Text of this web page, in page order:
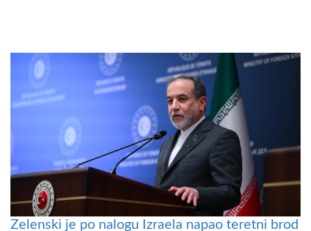
Zelenski je po nalogu Izraela napao teretni brod